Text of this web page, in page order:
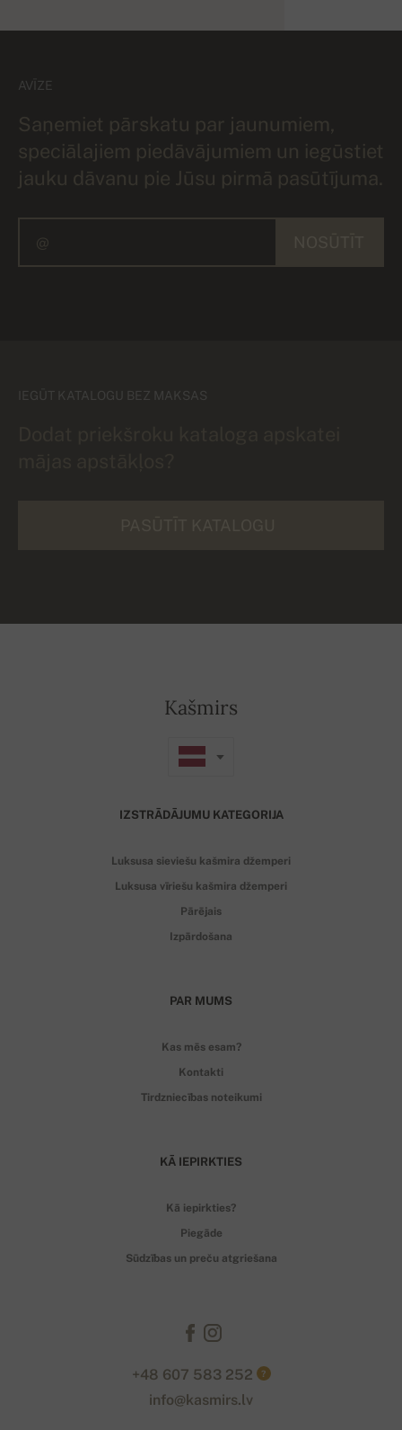
AVĪZE
Saņemiet pārskatu par jaunumiem,
speciālajiem piedāvājumiem un iegūstiet
jauku dāvanu pie Jūsu pirmā pasūtījuma.
IEGŪT KATALOGU BEZ MAKSAS
Kašmirs
IZSTRĀDĀJUMU KATEGORIJA
Luksusa sieviešu kašmira džemperi
Luksusa vīriešu kašmira džemperi
Pārējais
Izpārdošana
PAR MUMS
Kas mēs esam?
Kontakti
Tirdzniecības noteikumi
KĀ IEPIRKTIES
Kā iepirkties?
Piegāde
Sūdzības un preču atgriešana
+48 607 583 252 ?
info@kasmirs.lv